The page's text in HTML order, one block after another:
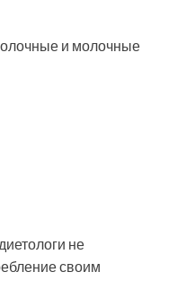
и молочные
не
своим